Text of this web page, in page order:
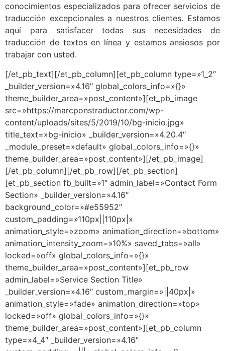
conocimientos especializados para ofrecer servicios de
traducción excepcionales a nuestros clientes. Estamos
aquí para satisfacer todas sus necesidades de
traducción de textos en línea y estamos ansiosos por
trabajar con usted.
[/et_pb_text][/et_pb_column][et_pb_column type=»1_2″
_builder_version=»4.16″ global_colors_info=»{}»
theme_builder_area=»post_content»][et_pb_image
src=»https://marcponstraductor.com/wp-
content/uploads/sites/5/2019/10/bg-inicio.jpg»
title_text=»bg-inicio» _builder_version=»4.20.4″
_module_preset=»default» global_colors_info=»{}»
theme_builder_area=»post_content»][/et_pb_image]
[/et_pb_column][/et_pb_row][/et_pb_section]
[et_pb_section fb_built=»1″ admin_label=»Contact Form
Section» _builder_version=»4.16″
background_color=»#e55952″
custom_padding=»110px||110px|»
animation_style=»zoom» animation_direction=»bottom»
animation_intensity_zoom=»10%» saved_tabs=»all»
locked=»off» global_colors_info=»{}»
theme_builder_area=»post_content»][et_pb_row
admin_label=»Service Section Title»
_builder_version=»4.16″ custom_margin=»||40px|»
animation_style=»fade» animation_direction=»top»
locked=»off» global_colors_info=»{}»
theme_builder_area=»post_content»][et_pb_column
type=»4_4″ _builder_version=»4.16″